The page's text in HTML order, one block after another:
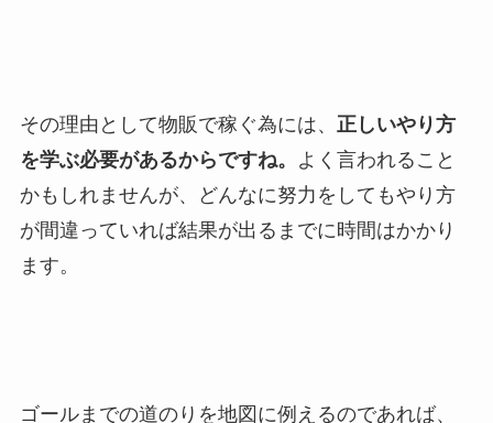
その理由として物販で稼ぐ為には、 正しいやり方
を学ぶ必要があるからですね。
よく言われること
かもしれませんが、どんなに努力をしてもやり方
が間違っていれば結果が出るまでに時間はかかり
ます。
ゴールまでの道のりを地図に例えるのであれば、